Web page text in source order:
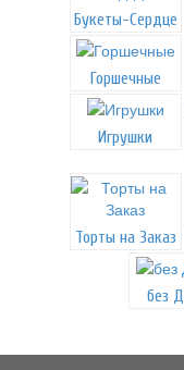
Букеты-Сердце
Горшечные
Игрушки
Торты на Заказ
без